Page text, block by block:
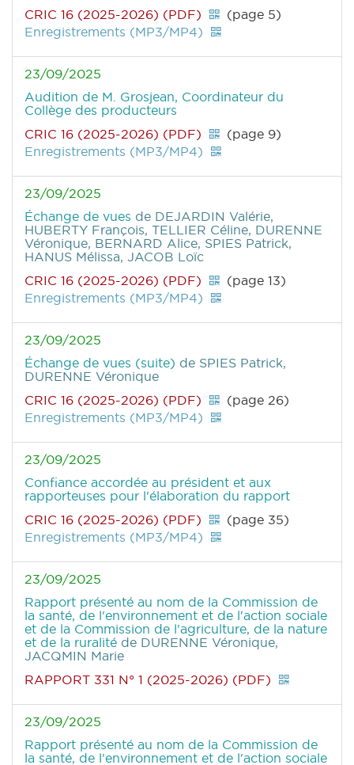
CRIC 16 (2025-2026) (PDF)
(page 5)
Enregistrements (MP3/MP4)
23/09/2025
Audition de M. Grosjean, Coordinateur du
Collège des producteurs
CRIC 16 (2025-2026) (PDF)
(page 9)
Enregistrements (MP3/MP4)
23/09/2025
Échange de vues de DEJARDIN Valérie,
HUBERTY François, TELLIER Céline, DURENNE
Véronique, BERNARD Alice, SPIES Patrick,
HANUS Mélissa, JACOB Loïc
CRIC 16 (2025-2026) (PDF)
(page 13)
Enregistrements (MP3/MP4)
23/09/2025
Échange de vues (suite) de SPIES Patrick,
DURENNE Véronique
CRIC 16 (2025-2026) (PDF)
(page 26)
Enregistrements (MP3/MP4)
23/09/2025
Confiance accordée au président et aux
rapporteuses pour l'élaboration du rapport
CRIC 16 (2025-2026) (PDF)
(page 35)
Enregistrements (MP3/MP4)
23/09/2025
Rapport présenté au nom de la Commission de
la santé, de l'environnement et de l'action sociale
et de la Commission de l'agriculture, de la nature
et de la ruralité de DURENNE Véronique,
JACQMIN Marie
RAPPORT 331 N° 1 (2025-2026) (PDF)
23/09/2025
Rapport présenté au nom de la Commission de
la santé, de l'environnement et de l'action sociale